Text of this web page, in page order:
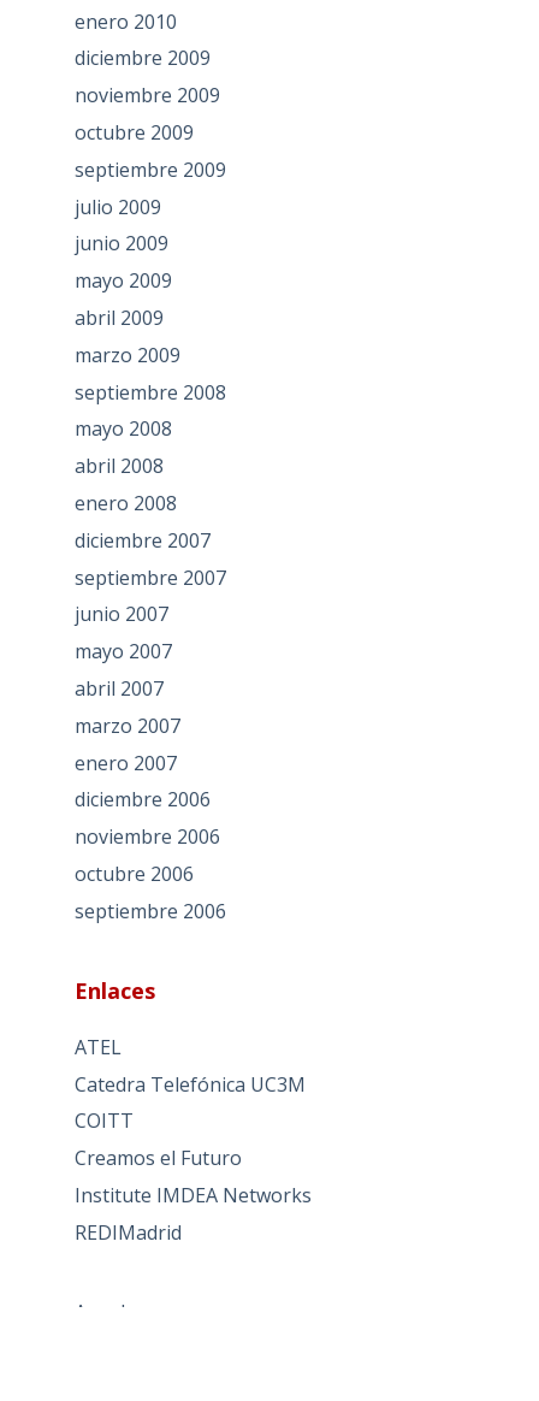
enero 2010
diciembre 2009
noviembre 2009
octubre 2009
septiembre 2009
julio 2009
junio 2009
mayo 2009
abril 2009
marzo 2009
septiembre 2008
mayo 2008
abril 2008
enero 2008
diciembre 2007
septiembre 2007
junio 2007
mayo 2007
abril 2007
marzo 2007
enero 2007
diciembre 2006
noviembre 2006
octubre 2006
septiembre 2006
Enlaces
ATEL
Catedra Telefónica UC3M
COITT
Creamos el Futuro
Institute IMDEA Networks
REDIMadrid
Acceder